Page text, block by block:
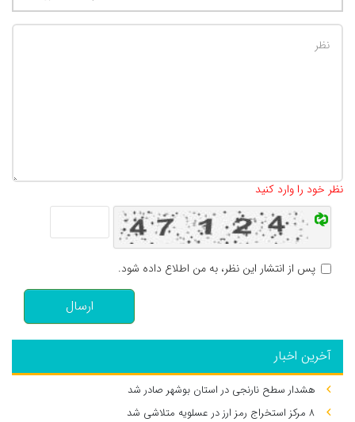
نظر خود را وارد کنید
پس از انتشار این نظر، به من اطلاع داده شود.
ارسال
آخرین اخبار
هشدار سطح نارنجی در استان بوشهر صادر شد
۸ مرکز استخراج رمز ارز در عسلویه متلاشی شد